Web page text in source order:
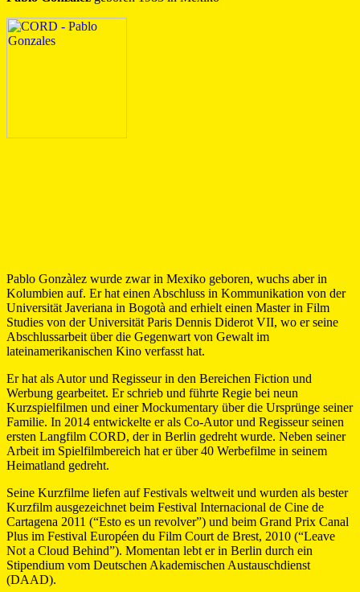
Pablo Gonzàlez wurde zwar in Mexiko geboren, wuchs aber in
Kolumbien auf. Er hat einen Abschluss in Kommunikation von der
Universität Javeriana in Bogotà and erhielt einen Master in Film
Studies von der Universität Paris Dennis Diderot VII, wo er seine
Abschlussarbeit über die Gegenwart von Gewalt im
lateinamerikanischen Kino verfasst hat.
Er hat als Autor und Regisseur in den Bereichen Fiction und
Werbung gearbeitet. Er schrieb und führte Regie bei neun
Kurzspielfilmen und einer Mockumentary über die Ursprünge seiner
Familie. In 2014 entwickelte er als Co-Autor und Regisseur seinen
ersten Langfilm CORD, der in Berlin gedreht wurde. Neben seiner
Arbeit im Spielfilmbereich hat er über 40 Werbefilme in seinem
Heimatland gedreht.
Seine Kurzfilme liefen auf Festivals weltweit und wurden als bester
Kurzfilm ausgezeichnet beim Festival Internacional de Cine de
Cartagena 2011 (“Esto es un revolver”) und beim Grand Prix Canal
Plus im Festival Européen du Film Court de Brest, 2010 (“Leave
Not a Cloud Behind”). Momentan lebt er in Berlin durch ein
Stipendium vom Deutschen Akademischen Austauschdienst
(DAAD).